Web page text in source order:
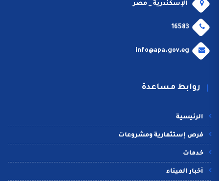
الإسكندرية _ مصر
16583
info@apa.gov.eg
روابط مساعدة
الرئيسية
فرص إستثمارية ومشروعات
خدمات
أخبار الميناء